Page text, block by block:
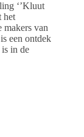
‘’Kluut
het
makers van
een ontdek
in de